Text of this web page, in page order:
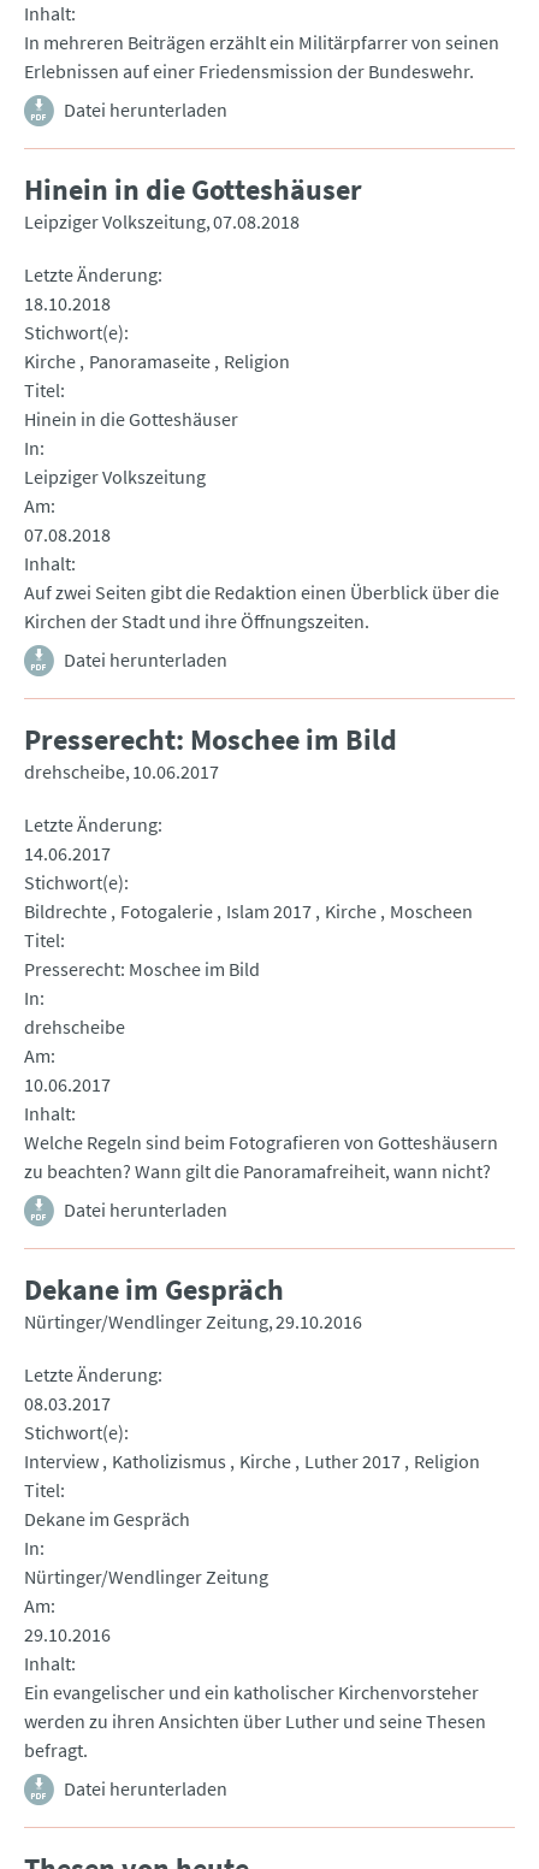
Inhalt
In mehreren Beiträgen erzählt ein Militärpfarrer von seinen
Erlebnissen auf einer Friedensmission der Bundeswehr.
Datei herunterladen
Hinein in die Gotteshäuser
Leipziger Volkszeitung 07.08.2018
Letzte Änderung
18.10.2018
Stichwort(e)
Kirche Panoramaseite Religion
Titel
Hinein in die Gotteshäuser
In
Leipziger Volkszeitung
Am
07.08.2018
Inhalt
Auf zwei Seiten gibt die Redaktion einen Überblick über die
Kirchen der Stadt und ihre Öffnungszeiten.
Datei herunterladen
Presserecht: Moschee im Bild
drehscheibe 10.06.2017
Letzte Änderung
14.06.2017
Stichwort(e)
Bildrechte Fotogalerie Islam 2017 Kirche Moscheen
Titel
Presserecht: Moschee im Bild
In
drehscheibe
Am
10.06.2017
Inhalt
Welche Regeln sind beim Fotografieren von Gotteshäusern
zu beachten? Wann gilt die Panoramafreiheit, wann nicht?
Datei herunterladen
Dekane im Gespräch
Nürtinger/Wendlinger Zeitung 29.10.2016
Letzte Änderung
08.03.2017
Stichwort(e)
Interview Katholizismus Kirche Luther 2017 Religion
Titel
Dekane im Gespräch
In
Nürtinger/Wendlinger Zeitung
Am
29.10.2016
Inhalt
Ein evangelischer und ein katholischer Kirchenvorsteher
werden zu ihren Ansichten über Luther und seine Thesen
befragt.
Datei herunterladen